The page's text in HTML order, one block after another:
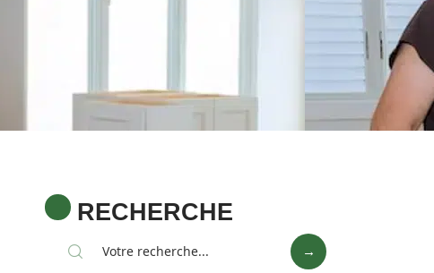
RECHERCHE